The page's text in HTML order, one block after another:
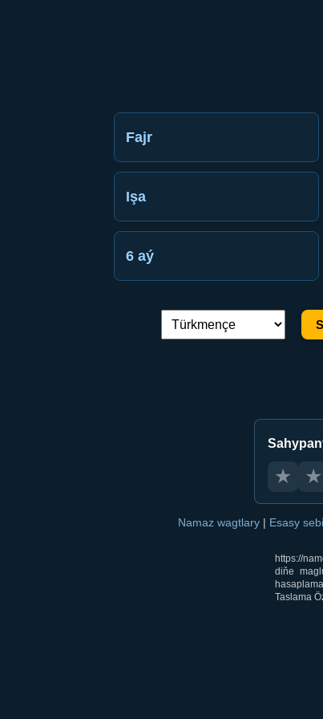
Fajr
Işa
6 aý
Dil çalşyryş:
★ ★
Namaz wagtlary | Esasy
https://
diňe
Taslama